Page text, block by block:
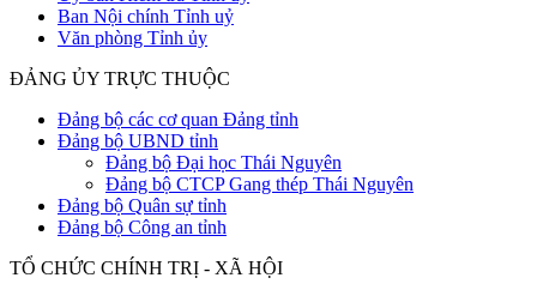
Ban Nội chính Tỉnh uỷ
Văn phòng Tỉnh ủy
ĐẢNG ỦY TRỰC THUỘC
Đảng bộ các cơ quan Đảng tỉnh
Đảng bộ UBND tỉnh
Đảng bộ Đại học Thái Nguyên
Đảng bộ CTCP Gang thép Thái Nguyên
Đảng bộ Quân sự tỉnh
Đảng bộ Công an tỉnh
TỔ CHỨC CHÍNH TRỊ - XÃ HỘI